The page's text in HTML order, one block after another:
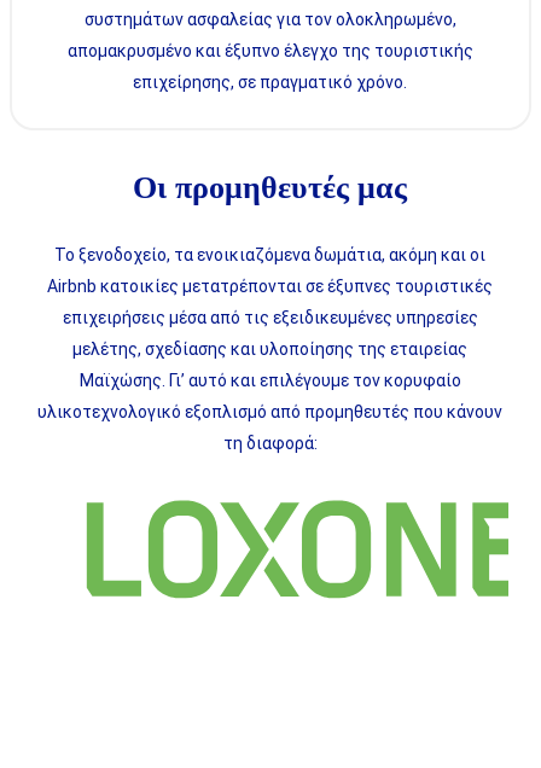
συστημάτων ασφαλείας για τον ολοκληρωμένο,
απομακρυσμένο και έξυπνο έλεγχο της τουριστικής
επιχείρησης, σε πραγματικό χρόνο.
Οι προμηθευτές μας
Το ξενοδοχείο, τα ενοικιαζόμενα δωμάτια, ακόμη και οι
Airbnb κατοικίες μετατρέπονται σε έξυπνες τουριστικές
επιχειρήσεις μέσα από τις εξειδικευμένες υπηρεσίες
μελέτης, σχεδίασης και υλοποίησης της εταιρείας
Μαϊχώσης. Γι’ αυτό και επιλέγουμε τον κορυφαίο
υλικοτεχνολογικό εξοπλισμό από προμηθευτές που κάνουν
τη διαφορά: